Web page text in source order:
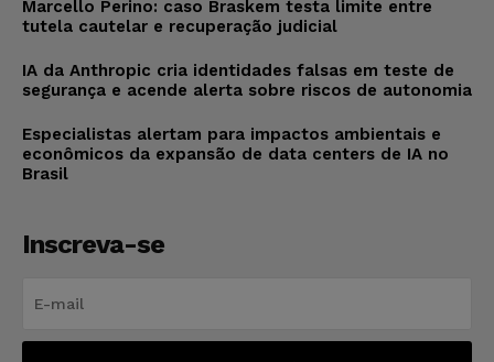
Marcello Perino: caso Braskem testa limite entre
tutela cautelar e recuperação judicial
IA da Anthropic cria identidades falsas em teste de
segurança e acende alerta sobre riscos de autonomia
Especialistas alertam para impactos ambientais e
econômicos da expansão de data centers de IA no
Brasil
Inscreva-se